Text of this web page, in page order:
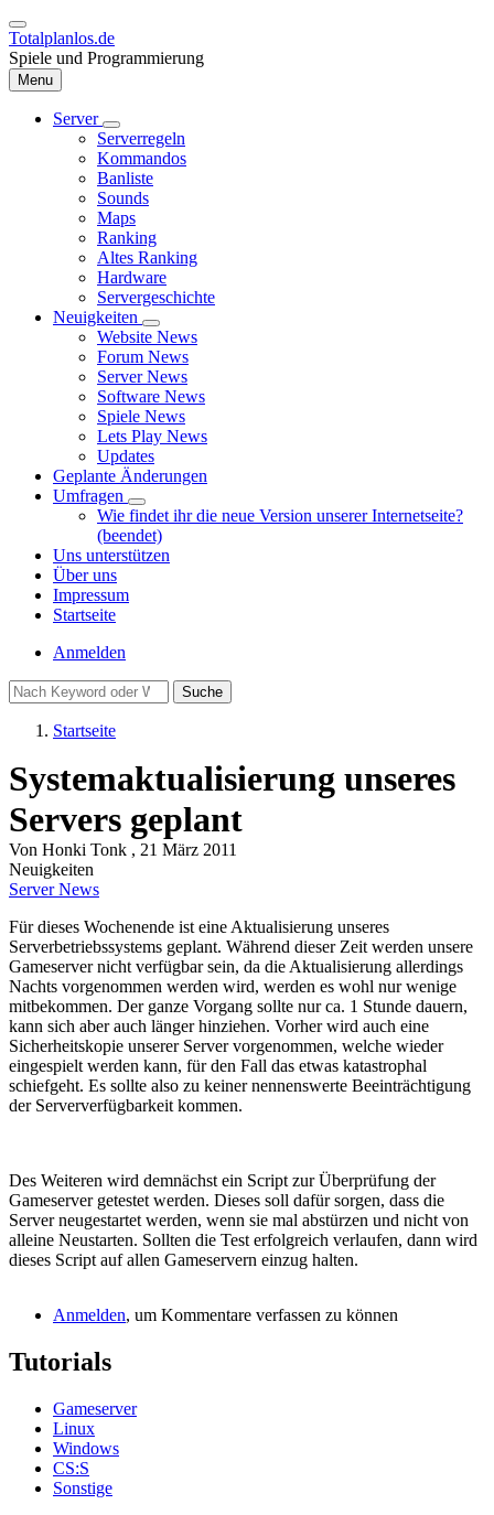
Direkt
zum
Inhalt
Totalplanlos.de
Spiele und Programmierung
Menu
Hauptnavigation
Server
Unternavigation
von
Server
Serverregeln
Kommandos
Banliste
Sounds
Maps
Ranking
Altes Ranking
Hardware
Servergeschichte
Neuigkeiten
Unternavigation
von
Neuigkeiten
Website News
Forum News
Server News
Software News
Spiele News
Lets Play News
Updates
Geplante Änderungen
Umfragen
Unternavigation
von
Umfragen
Wie findet ihr die neue Version unserer Internetseite?
(beendet)
Uns unterstützen
Über uns
Impressum
Startseite
Benutzermenü
Anmelden
Suche
Startseite
Systemaktualisierung unseres
Servers geplant
Von Honki Tonk , 21 März 2011
Neuigkeiten
Server News
Für dieses Wochenende ist eine Aktualisierung unseres
Serverbetriebssystems geplant. Während dieser Zeit werden unsere
Gameserver nicht verfügbar sein, da die Aktualisierung allerdings
Nachts vorgenommen werden wird, werden es wohl nur wenige
mitbekommen. Der ganze Vorgang sollte nur ca. 1 Stunde dauern,
kann sich aber auch länger hinziehen. Vorher wird auch eine
Sicherheitskopie unserer Server vorgenommen, welche wieder
eingespielt werden kann, für den Fall das etwas katastrophal
schiefgeht. Es sollte also zu keiner nennenswerte Beeinträchtigung
der Serververfügbarkeit kommen.
Des Weiteren wird demnächst ein Script zur Überprüfung der
Gameserver getestet werden. Dieses soll dafür sorgen, dass die
Server neugestartet werden, wenn sie mal abstürzen und nicht von
alleine Neustarten. Sollten die Test erfolgreich verlaufen, dann wird
dieses Script auf allen Gameservern einzug halten.
Anmelden, um Kommentare verfassen zu können
Tutorials
Gameserver
Linux
Windows
CS:S
Sonstige